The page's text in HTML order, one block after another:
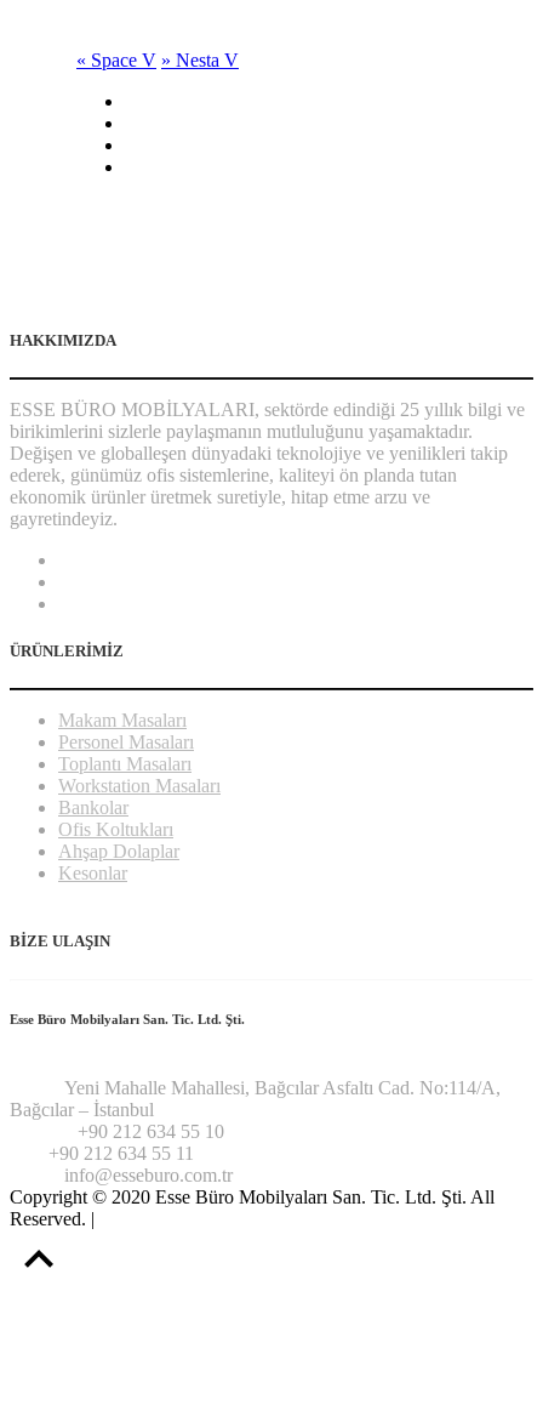
« Space V » Nesta V
HAKKIMIZDA
ESSE BÜRO MOBİLYALARI, sektörde edindiği 25 yıllık bilgi ve
birikimlerini sizlerle paylaşmanın mutluluğunu yaşamaktadır.
Değişen ve globalleşen dünyadaki teknolojiye ve yenilikleri takip
ederek, günümüz ofis sistemlerine, kaliteyi ön planda tutan
ekonomik ürünler üretmek suretiyle, hitap etme arzu ve
gayretindeyiz.
ÜRÜNLERİMİZ
Makam Masaları
Personel Masaları
Toplantı Masaları
Workstation Masaları
Bankolar
Ofis Koltukları
Ahşap Dolaplar
Kesonlar
BİZE ULAŞIN
Esse Büro Mobilyaları San. Tic. Ltd. Şti.
Yeni Mahalle Mahallesi, Bağcılar Asfaltı Cad. No:114/A,
Bağcılar – İstanbul
+90 212 634 55 10
+90 212 634 55 11
info@esseburo.com.tr
Copyright © 2020 Esse Büro Mobilyaları San. Tic. Ltd. Şti. All
Reserved. |